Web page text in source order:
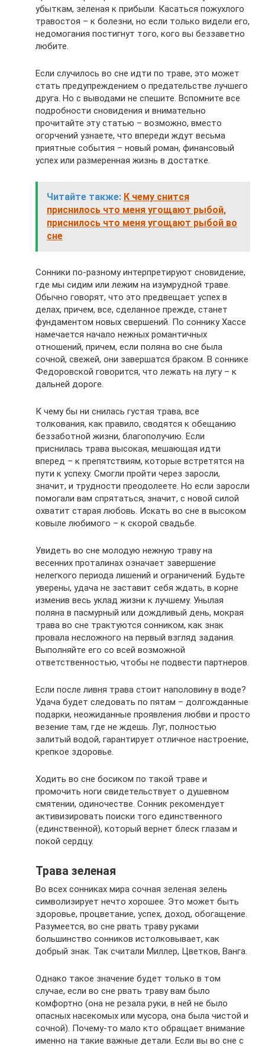
убыткам, зеленая к прибыли. Касаться пожухлого
травостоя – к болезни, но если только видели его,
недомогания постигнут того, кого вы беззаветно
любите.
Если случилось во сне идти по траве, это может
стать предупреждением о предательстве лучшего
друга. Но с выводами не спешите. Вспомните все
подробности сновидения и внимательно
прочитайте эту статью – возможно, вместо
огорчений узнаете, что впереди ждут весьма
приятные события – новый роман, финансовый
успех или размеренная жизнь в достатке.
Читайте также: К чему снится
приснилось что меня угощают рыбой,
приснилось что меня угощают рыбой во
сне
Сонники по-разному интерпретируют сновидение,
где мы сидим или лежим на изумрудной траве.
Обычно говорят, что это предвещает успех в
делах, причем, все, сделанное прежде, станет
фундаментом новых свершений. По соннику Хассе
намечается начало нежных романтичных
отношений, причем, если поляна во сне была
сочной, свежей, они завершатся браком. В соннике
Федоровской говорится, что лежать на лугу – к
дальней дороге.
К чему бы ни снилась густая трава, все
толкования, как правило, сводятся к обещанию
беззаботной жизни, благополучию. Если
приснилась трава высокая, мешающая идти
вперед – к препятствиям, которые встретятся на
пути к успеху. Смогли пройти через заросли,
значит, и трудности преодолеете. Но если заросли
помогали вам спрятаться, значит, с новой силой
охватит старая любовь. Искать во сне в высоком
ковыле любимого – к скорой свадьбе.
Увидеть во сне молодую нежную траву на
весенних проталинах означает завершение
нелегкого периода лишений и ограничений. Будьте
уверены, удача не заставит себя ждать, в корне
изменив весь уклад жизни к лучшему. Унылая
поляна в пасмурный или дождливый день, мокрая
трава во сне трактуются сонником, как знак
провала несложного на первый взгляд задания.
Выполняйте его со всей возможной
ответственностью, чтобы не подвести партнеров.
Если после ливня трава стоит наполовину в воде?
Удача будет следовать по пятам – долгожданные
подарки, неожиданные проявления любви и просто
везение там, где не ждешь. Луг, полностью
залитый водой, гарантирует отличное настроение,
крепкое здоровье.
Ходить во сне босиком по такой траве и
промочить ноги свидетельствует о душевном
смятении, одиночестве. Сонник рекомендует
активизировать поиски того единственного
(единственной), который вернет блеск глазам и
покой сердцу.
Трава зеленая
Во всех сонниках мира сочная зеленая зелень
символизирует нечто хорошее. Это может быть
здоровье, процветание, успех, доход, обогащение.
Разумеется, во сне рвать траву руками
большинство сонников истолковывает, как
добрый знак. Так считали Миллер, Цветков, Ванга.
Однако такое значение будет только в том
случае, если во сне рвать траву вам было
комфортно (она не резала руки, в ней не было
опасных насекомых или мусора, она была чистой и
сочной). Почему-то мало кто обращает внимание
именно на такие важные детали. Если вы во сне с